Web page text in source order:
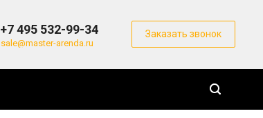
+7 495 532-99-34
sale@master-arenda.ru
Заказать звонок